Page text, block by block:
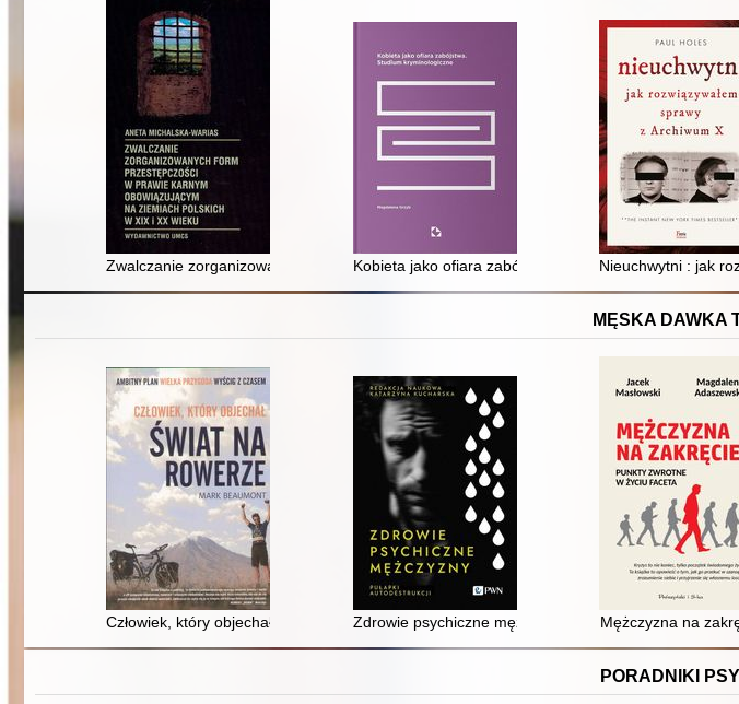
Zwalczanie zorganizowanych form przestępczości w prawie karnym obowiązującym na
Kobieta jako ofiara zabójstwa : studium kryminologiczne
Nieuchwytni : jak
MĘSKA DAWKA
Człowiek, który objechał świat na rowerzeZdrowie psychiczne mężczyzny : pułapki autodestrukcji
Mężczyzna na
PORADNIKI